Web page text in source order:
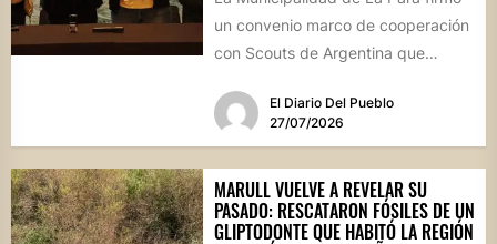
un convenio marco de cooperación
con Scouts de Argentina que
educativas,...El Diario Del Pueblo
27/07/2026
MARULL VUELVE A REVELAR SU
PASADO: RESCATARON FÓSILES DE UN
GLIPTODONTE QUE HABITÓ LA REGIÓN